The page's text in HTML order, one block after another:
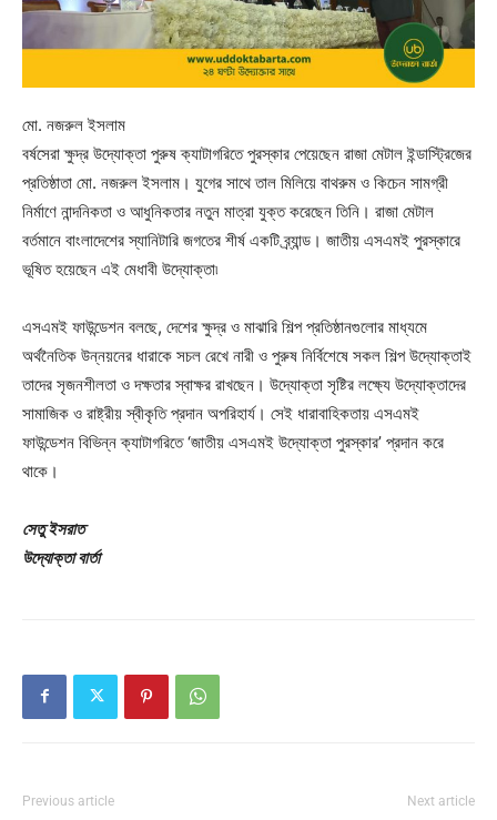
মো. নজরুল ইসলাম
বর্ষসেরা ক্ষুদ্র উদ্যোক্তা পুরুষ ক্যাটাগরিতে পুরস্কার পেয়েছেন রাজা মেটাল ইন্ডাস্ট্রিজের
প্রতিষ্ঠাতা মো. নজরুল ইসলাম। যুগের সাথে তাল মিলিয়ে বাথরুম ও কিচেন সামগ্রী
নির্মাণে নান্দনিকতা ও আধুনিকতার নতুন মাত্রা যুক্ত করেছেন তিনি। রাজা মেটাল
বর্তমানে বাংলাদেশের স্যানিটারি জগতের শীর্ষ একটি ব্র্যান্ড। জাতীয় এসএমই পুরস্কারে
ভূষিত হয়েছেন এই মেধাবী উদ্যোক্তা৷
এসএমই ফাউন্ডেশন বলছে, দেশের ক্ষুদ্র ও মাঝারি শিল্প প্রতিষ্ঠানগুলোর মাধ্যমে
অর্থনৈতিক উন্নয়নের ধারাকে সচল রেখে নারী ও পুরুষ নির্বিশেষে সকল শিল্প উদ্যোক্তাই
তাদের সৃজনশীলতা ও দক্ষতার স্বাক্ষর রাখছেন। উদ্যোক্তা সৃষ্টির লক্ষ্যে উদ্যোক্তাদের
সামাজিক ও রাষ্ট্রীয় স্বীকৃতি প্রদান অপরিহার্য। সেই ধারাবাহিকতায় এসএমই
ফাউন্ডেশন বিভিন্ন ক্যাটাগরিতে ‘জাতীয় এসএমই উদ্যোক্তা পুরস্কার’ প্রদান করে
থাকে।
সেতু ইসরাত
উদ্যোক্তা বার্তা
Previous article Next article